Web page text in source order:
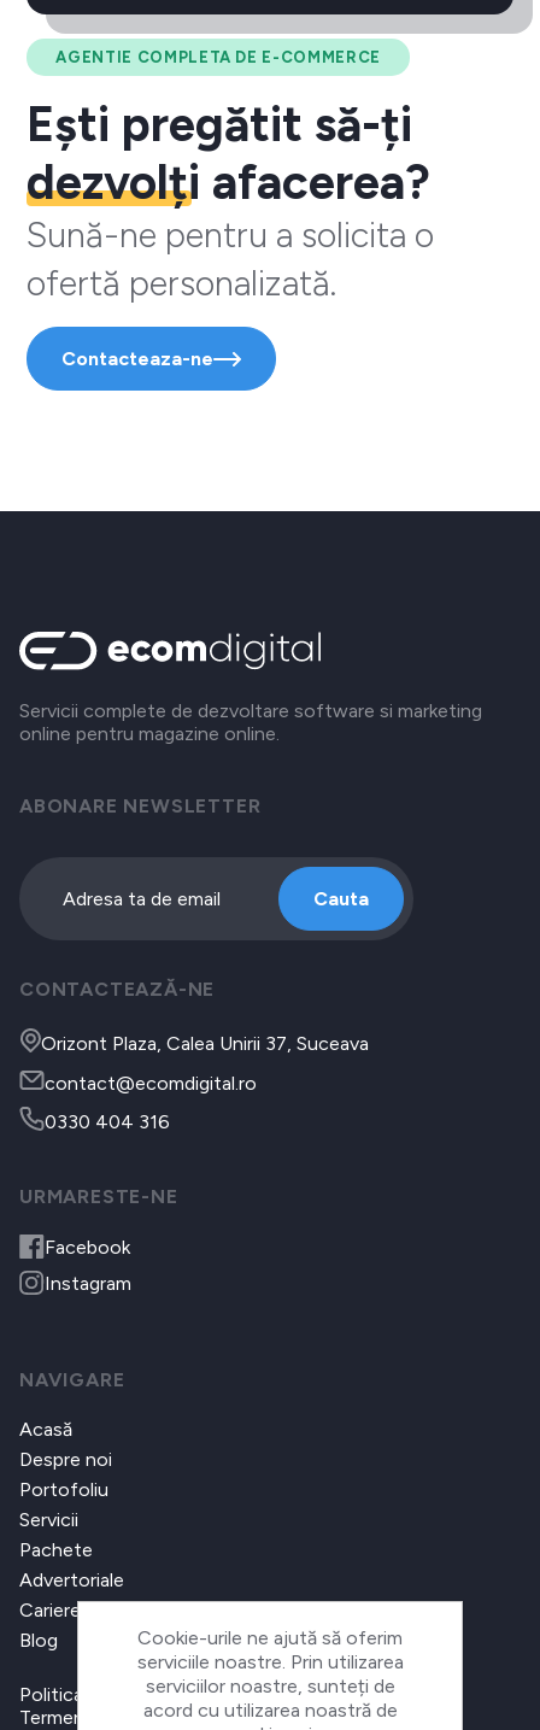
AGENTIE COMPLETA DE E-COMMERCE
Ești pregătit să-ți
dezvolți afacerea?
Sună-ne pentru a solicita o
ofertă personalizată.
Contacteaza-ne
Servicii complete de dezvoltare software si marketing
online pentru magazine online.
ABONARE NEWSLETTER
Cauta
CONTACTEAZĂ-NE
Orizont Plaza, Calea Unirii 37, Suceava
contact@ecomdigital.ro
0330 404 316
URMARESTE-NE
Facebook
Instagram
NAVIGARE
Acasă
Despre noi
Portofoliu
Servicii
Pachete
Advertoriale
Cariere
Blog
Politica de confidențialitate
Termeni și condiții
Cookie-urile ne ajută să oferim
serviciile noastre. Prin utilizarea
serviciilor noastre, sunteți de
acord cu utilizarea noastră de